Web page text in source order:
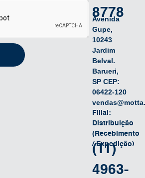
8778
Avenida
Gupe,
10243
Jardim
Belval.
Barueri,
SP CEP:
06422-120
Filial:
Distribuição
(Recebimento
/ Expedição)
(11)
4963-